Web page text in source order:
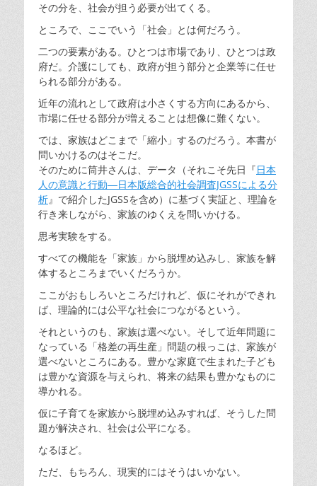
その分を、社会が担う必要が出てくる。
ところで、ここでいう「社会」とは何だろう。
二つの要素がある。ひとつは市場であり、ひとつは政
府だ。介護にしても、政府が担う部分と企業等に任せ
られる部分がある。
近年の流れとして政府は小さくする方向にあるから、
市場に任せる部分が増えることは想像に難くない。
では、家族はどこまで「縮小」するのだろう。本書が
問いかけるのはそこだ。
そのために筒井さんは、データ（それこそ先日『日本
人の意識と行動―日本版総合的社会調査JGSSによる分
析』で紹介したJGSSを含め）に基づく実証と、理論を
行き来しながら、家族のゆくえを問いかける。
思考実験をする。
すべての機能を「家族」から脱埋め込みし、家族を解
体するところまでいくだろうか。
ここがおもしろいところだけれど、仮にそれができれ
ば、理論的には公平な社会につながるという。
それというのも、家族は選べない。そして近年問題に
なっている「格差の再生産」問題の根っこは、家族が
選べないところにある。豊かな家庭で生まれた子ども
は豊かな資源を与えられ、将来の結果も豊かなものに
導かれる。
仮に子育てを家族から脱埋め込みすれば、そうした問
題が解決され、社会は公平になる。
なるほど。
ただ、もちろん、現実的にはそうはいかない。